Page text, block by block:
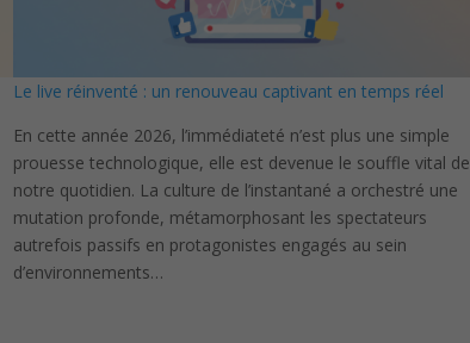
Le live réinventé : un renouveau captivant en temps réel
En cette année 2026, l’immédiateté n’est plus une simple
prouesse technologique, elle est devenue le souffle vital de
notre quotidien. La culture de l’instantané a orchestré une
mutation profonde, métamorphosant les spectateurs
autrefois passifs en protagonistes engagés au sein
d’environnements…